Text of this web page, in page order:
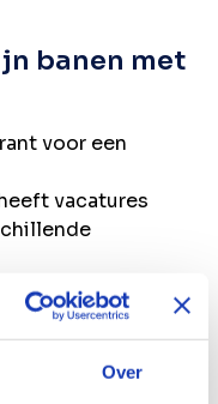
Over
banen met
voor een
vacatures
bij